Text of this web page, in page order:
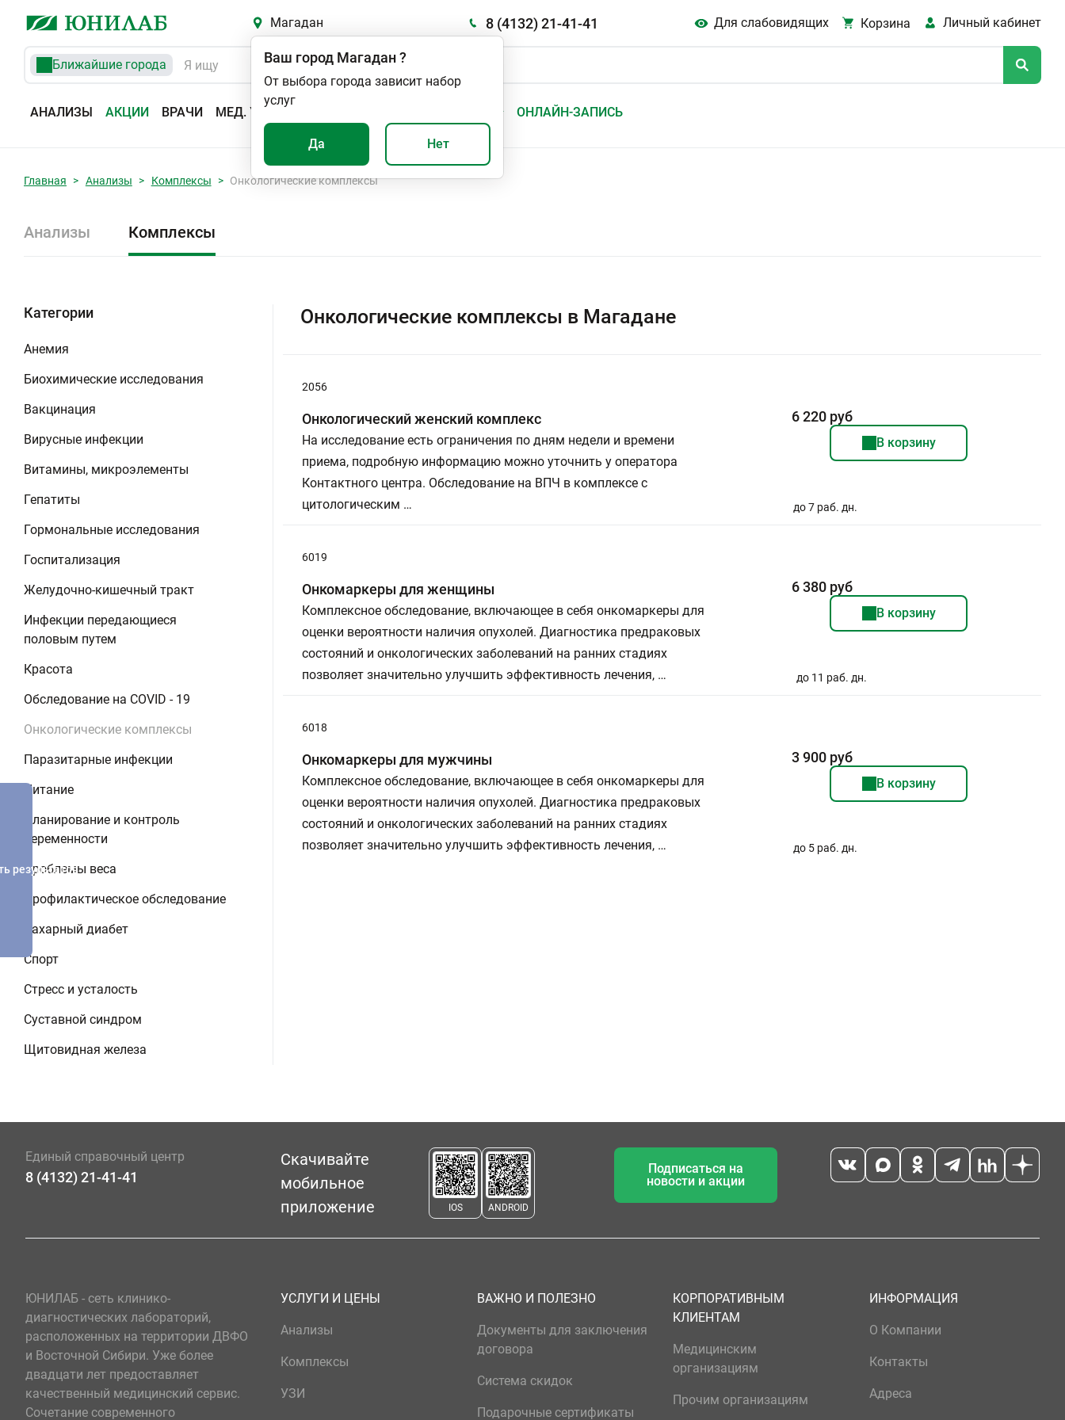
Магадан 8 (4132) 21-41-41 Для слабовидящих Корзина Личный кабинет
Ближайшие города
АНАЛИЗЫ АКЦИИ ВРАЧИ МЕД. УСЛУГИ ОНЛАЙН-ЗАПИСЬ
Ваш город Магадан?
От выбора города зависит набор
услуг
Да Нет
Главная Анализы Комплексы Онкологические комплексы
Анализы Комплексы
Категории
Анемия
Биохимические исследования
Вакцинация
Вирусные инфекции
Витамины, микроэлементы
Гепатиты
Гормональные исследования
Госпитализация
Желудочно-кишечный тракт
Инфекции передающиеся
половым путем
Красота
Обследование на COVID - 19
Онкологические комплексы
Паразитарные инфекции
Питание
Планирование и контроль
беременности
Проблемы веса
Профилактическое обследование
Сахарный диабет
Спорт
Стресс и усталость
Суставной синдром
Щитовидная железа
Онкологические комплексы в Магадане
2056
Онкологический женский комплекс
На исследование есть ограничения по дням недели и времени
приема, подробную информацию можно уточнить у оператора
Контактного центра. Обследование на ВПЧ в комплексе с
цитологическим …
6 220 руб
В корзину
до 7 раб. дн.
6019
Онкомаркеры для женщины
Комплексное обследование, включающее в себя онкомаркеры для
оценки вероятности наличия опухолей. Диагностика предраковых
состояний и онкологических заболеваний на ранних стадиях
позволяет значительно улучшить эффективность лечения, …
6 380 руб
В корзину
до 11 раб. дн.
6018
Онкомаркеры для мужчины
Комплексное обследование, включающее в себя онкомаркеры для
оценки вероятности наличия опухолей. Диагностика предраковых
состояний и онкологических заболеваний на ранних стадиях
позволяет значительно улучшить эффективность лечения, …
3 900 руб
В корзину
до 5 раб. дн.
результатов
Единый справочный центр
8 (4132) 21-41-41
Скачивайте
мобильное
приложение
IOS ANDROID
Подписаться на
новости и акции
ЮНИЛАБ - сеть клинико-
диагностических лабораторий,
расположенных на территории ДВФО
и Восточной Сибири. Уже более
двадцати лет предоставляет
качественный медицинский сервис.
Сочетание современного
УСЛУГИ И ЦЕНЫ
Анализы
Комплексы
УЗИ
ВАЖНО И ПОЛЕЗНО
Документы для заключения
договора
Система скидок
Подарочные сертификаты
КОРПОРАТИВНЫМ
КЛИЕНТАМ
Медицинским
организациям
Прочим организациям
ИНФОРМАЦИЯ
О Компании
Контакты
Адреса